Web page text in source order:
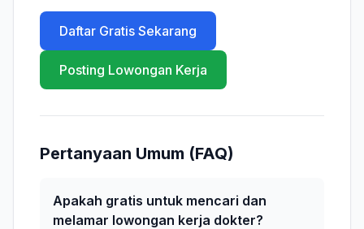
Daftar Gratis Sekarang
Posting Lowongan Kerja
Pertanyaan Umum (FAQ)
Apakah gratis untuk mencari dan
melamar lowongan kerja dokter?